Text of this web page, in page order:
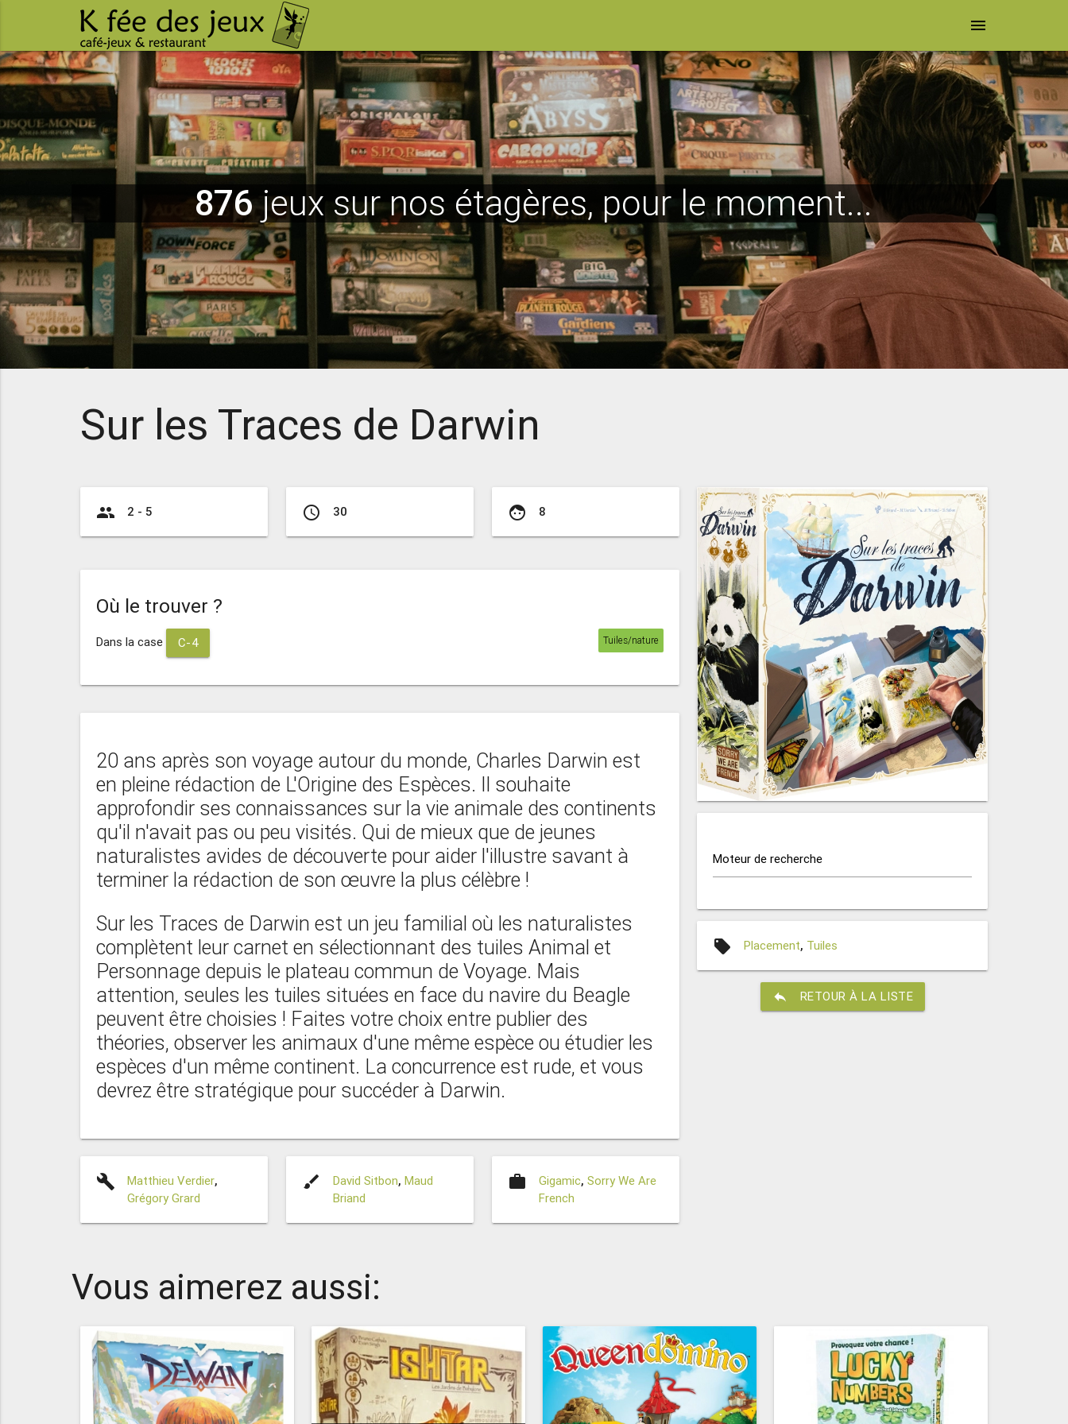
menu
876jeux sur nos étagères, pour le moment...
Sur les Traces de Darwin
group 2 - 5 access_time 30 face 8
Où le trouver ?
Dans la case C-4 Tuiles/nature
20 ans après son voyage autour du monde, Charles Darwin est
en pleine rédaction de L'Origine des Espèces. Il souhaite
approfondir ses connaissances sur la vie animale des continents
qu'il n'avait pas ou peu visités. Qui de mieux que de jeunes
naturalistes avides de découverte pour aider l'illustre savant à
terminer la rédaction de son œuvre la plus célèbre !
Sur les Traces de Darwin est un jeu familial où les naturalistes
complètent leur carnet en sélectionnant des tuiles Animal et
Personnage depuis le plateau commun de Voyage. Mais
attention, seules les tuiles situées en face du navire du Beagle
peuvent être choisies ! Faites votre choix entre publier des
théories, observer les animaux d'une même espèce ou étudier les
espèces d'un même continent. La concurrence est rude, et vous
devrez être stratégique pour succéder à Darwin.
build Matthieu Verdier,
Grégory Grard
brush David Sitbon, Maud
Briand
work Gigamic, Sorry We Are
French
Moteur de recherche
local_offer Placement, Tuiles
reply RETOUR À LA LISTE
Vous aimerez aussi: